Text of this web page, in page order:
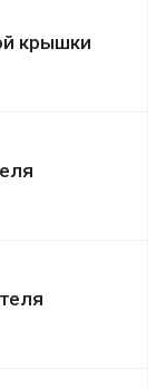
крышки